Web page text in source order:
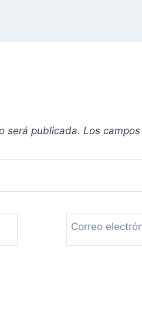
será publicada. Los
Correo